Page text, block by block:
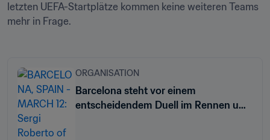
letzten UEFA-Startplätze kommen keine weiteren Teams
mehr in Frage.
ORGANISATION
Barcelona steht vor einem
entscheidendem Duell im Rennen um